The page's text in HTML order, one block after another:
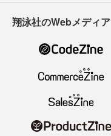
翔泳社のWebメディア